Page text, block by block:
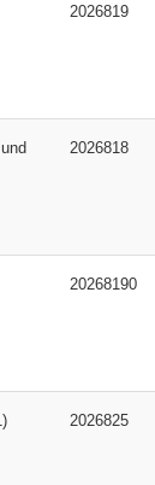
2026819
2026818
20268190
2026825